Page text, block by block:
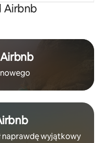
Airbnb
naprawdę wyjątkowy